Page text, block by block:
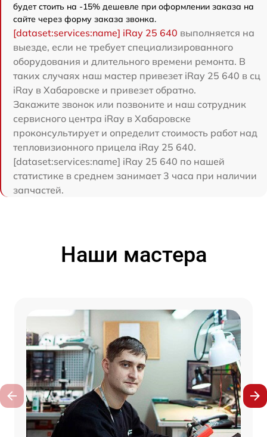
будет стоить на -15% дешевле при оформлении заказа на
сайте через форму заказа звонка.
[dataset:services:name] iRay 25 640 выполняется на
выезде, если не требует специализированного
оборудования и длительного времени ремонта. В
таких случаях наш мастер привезет iRay 25 640 в сц
iRay в Хабаровске и привезет обратно.
Закажите звонок или позвоните и наш сотрудник
сервисного центра iRay в Хабаровске
проконсультирует и определит стоимость работ над
тепловизионного прицела iRay 25 640.
[dataset:services:name] iRay 25 640 по нашей
статистике в среднем занимает 3 часа при наличии
запчастей.
Наши мастера